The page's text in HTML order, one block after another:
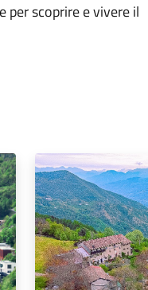
per scoprire e vivere il